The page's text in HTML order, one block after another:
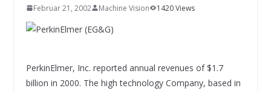
SYSTEMS WIRD EYYES
Compact system for precision
positioning of industrial cameras
Februar 21, 2002 Machine Vision 1420 Views
PerkinElmer, Inc. reported annual revenues of $1.7
billion in 2000. The high technology Company, based in